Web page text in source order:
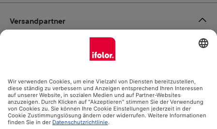
Zahlungsmöglichkeiten
Social Media
Versandpartner